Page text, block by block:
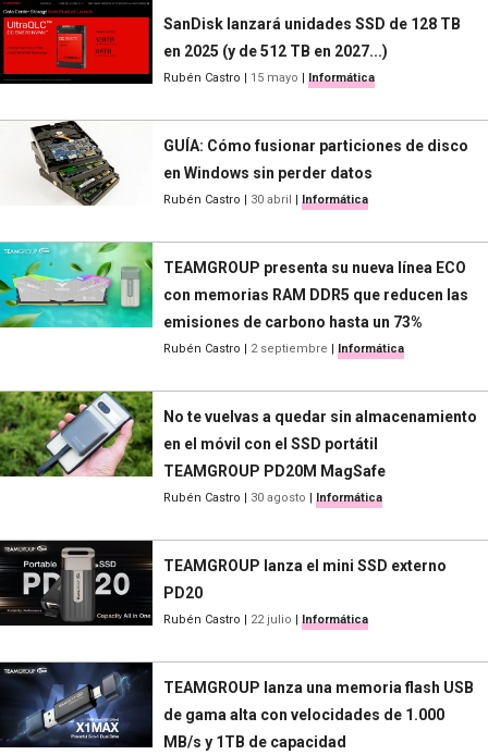
SanDisk lanzará unidades SSD de 128 TB
en 2025 (y de 512 TB en 2027...)
Rubén Castro | 15 mayo | Informática
GUÍA: Cómo fusionar particiones de disco
en Windows sin perder datos
Rubén Castro | 30 abril | Informática
TEAMGROUP presenta su nueva línea ECO
con memorias RAM DDR5 que reducen las
emisiones de carbono hasta un 73%
Rubén Castro | 2 septiembre | Informática
No te vuelvas a quedar sin almacenamiento
en el móvil con el SSD portátil
TEAMGROUP PD20M MagSafe
Rubén Castro | 30 agosto | Informática
TEAMGROUP lanza el mini SSD externo
PD20
Rubén Castro | 22 julio | Informática
TEAMGROUP lanza una memoria flash USB
de gama alta con velocidades de 1.000
MB/s y 1TB de capacidad